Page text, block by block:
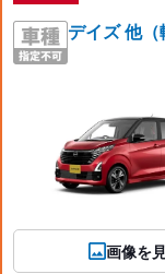
デイズ 他（
画像を